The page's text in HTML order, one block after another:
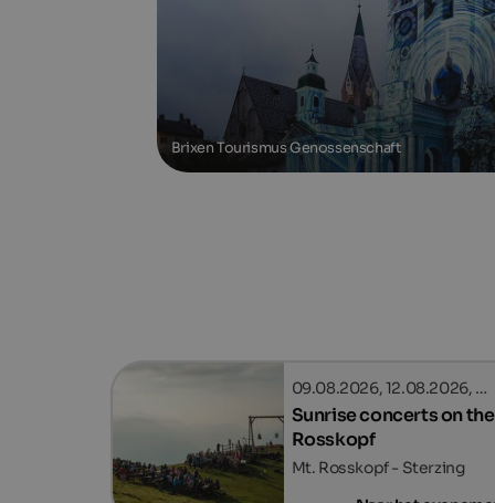
Brixen Tourismus Genossenschaft
09.08.2026, 12.08.2026, …
Sunrise concerts on the
Rosskopf
Mt. Rosskopf - Sterzing